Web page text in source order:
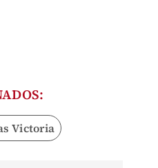
Victoria